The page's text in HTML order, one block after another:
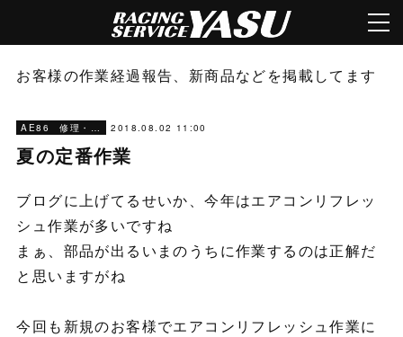
お客様の作業経過報告、新商品などを掲載してます
AE86 修理・メンテナンス 2018.08.02 11:00
夏の定番作業
ブログに上げてるせいか、今年はエアコンリフレッ
シュ作業が多いですね
まぁ、部品が出るいまのうちに作業するのは正解だ
と思いますがね
今回も新規のお客様でエアコンリフレッシュ作業に